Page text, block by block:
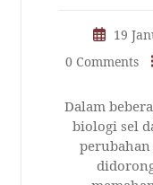
19
0 Comments
Dalam
biologi sel